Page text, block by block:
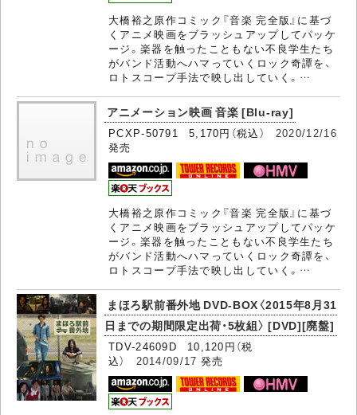
大橋裕之原作コミック『音楽 完全版』に基づ
くアニメ映画をブラッシュアップしてパッケ
ージ。楽器を触ったこともない不良学生たち
がバンド活動へハマっていくロック奇譚を、
ロトスコープ手法で映し出していく。…
アニメーション映画 音楽 [Blu-ray]
PCXP-50791 5,170円（税込） 2020/12/16
発売
大橋裕之原作コミック『音楽 完全版』に基づ
くアニメ映画をブラッシュアップしてパッケ
ージ。楽器を触ったこともない不良学生たち
がバンド活動へハマっていくロック奇譚を、
ロトスコープ手法で映し出していく。…
まほろ駅前番外地 DVD-BOX〈2015年8月31
日までの期間限定出荷・5枚組〉 [DVD][廃盤]
TDV-24609D 10,120円（税
込） 2014/09/17 発売